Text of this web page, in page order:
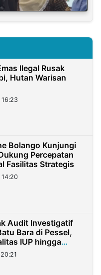
Ilegal Rusak
Hutan Warisan
Bolango Kunjungi
Percepatan
Fasilitas Strategis
Audit Investigatif
Bara di Pessel,
IUP hingga